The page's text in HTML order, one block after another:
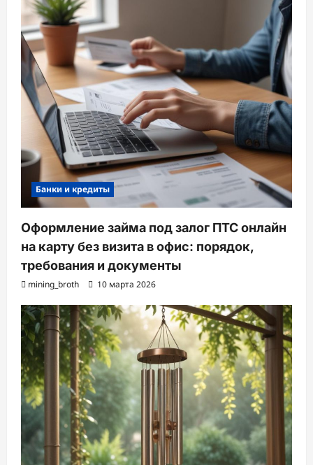
Банки и кредиты
Оформление займа под залог ПТС онлайн
на карту без визита в офис: порядок,
требования и документы
mining_broth 10 марта 2026